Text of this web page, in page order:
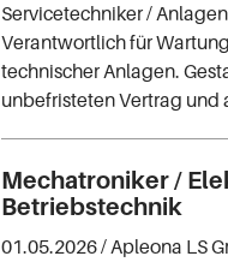
Servicetechniker /
Verantwortlich für
technischer Anlagen.
unbefristeten Vertrag und
Mechatroniker /
Betriebstechnik
01.05.2026 /Apleona LS